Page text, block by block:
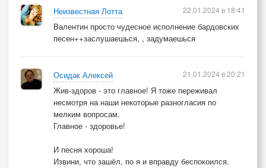
Неизвестная Лотта
Валентин просто чудесное исполнение бардовских
песен++заслушаешься, , задумаешься
22.01.2024 в 18:41
Осидак Алексей
Жив-здоров - это главное! Я тоже переживал
несмотря на наши некоторые разногласия по
мелким вопросам.
Главное - здоровье!
И песня хороша!
Извини, что зашёл, по я и вправду беспокоился.
21.01.2024 в 20:21